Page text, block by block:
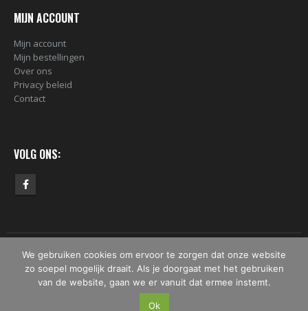
MIJN ACCOUNT
Mijn account
Mijn bestellingen
Over ons
Privacy beleid
Contact
VOLG ONS:
© Copyright 2019 -2026 - DekkenDerPaints. All Rights Reserved.
We gebruiken cookies om ervoor te zorgen dat onze website
zo soepel mogelijk draait. Als je doorgaat met het gebruiken
van de website, gaan we er vanuit dat ermee instemt.
Ok